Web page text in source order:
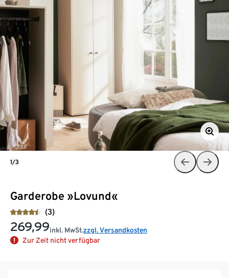
Garderobe »Lovund«
(3)
269,99inkl. MwSt.zzgl. Versandkosten
Zur Zeit nicht verfügbar
1/3